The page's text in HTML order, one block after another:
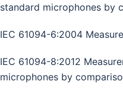
standard microphones by
IEC 61094-6:2004
IEC 61094-8:2012
microphones by